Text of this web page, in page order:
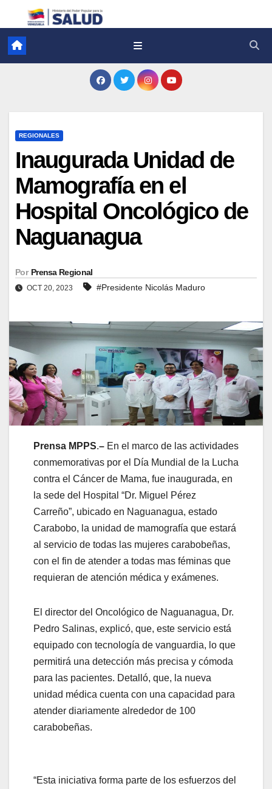
REGIONALES
Inaugurada Unidad de
Mamografía en el
Hospital Oncológico de
Naguanagua
Por Prensa Regional
OCT 20, 2023 #Presidente Nicolás Maduro
Prensa MPPS.– En el marco de las actividades
conmemorativas por el Día Mundial de la Lucha
contra el Cáncer de Mama, fue inaugurada, en
la sede del Hospital “Dr. Miguel Pérez
Carreño”, ubicado en Naguanagua, estado
Carabobo, la unidad de mamografía que estará
al servicio de todas las mujeres carabobeñas,
con el fin de atender a todas mas féminas que
requieran de atención médica y exámenes.
El director del Oncológico de Naguanagua, Dr.
Pedro Salinas, explicó, que, este servicio está
equipado con tecnología de vanguardia, lo que
permitirá una detección más precisa y cómoda
para las pacientes. Detalló, que, la nueva
unidad médica cuenta con una capacidad para
atender diariamente alrededor de 100
carabobeñas.
“Esta iniciativa forma parte de los esfuerzos del